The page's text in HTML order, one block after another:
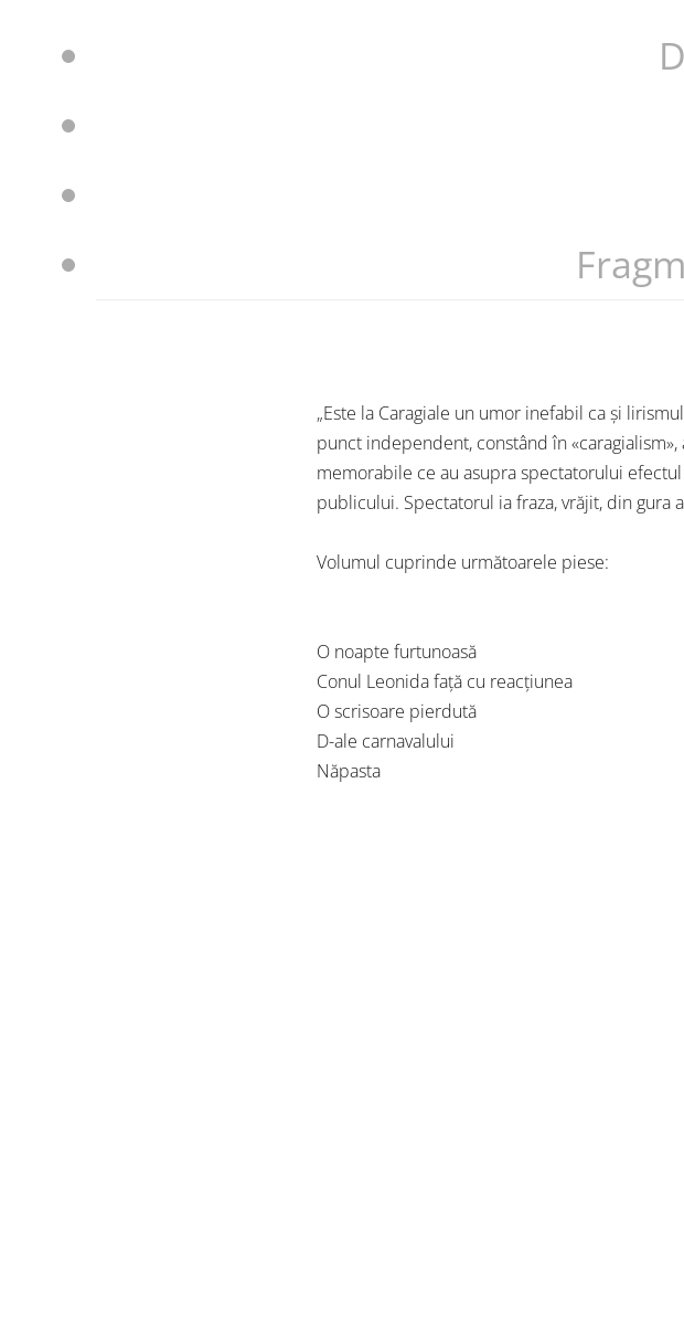
„Este la Caragiale un umor inefabil ca şi
punct independent, constând în
memorabile ce au asupra spectatorului
publicului. Spectatorul ia fraza, vrăjit, din gura
Volumul cuprinde următoarele piese:
O noapte furtunoasă
Conul Leonida faţă cu reacţiunea
O scrisoare pierdută
D-ale carnavalului
Năpasta